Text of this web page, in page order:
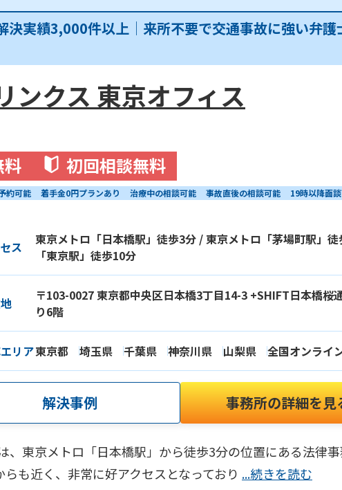
決実績3,000件以上│来所不要で交通事故に強い弁護
ンクス 東京オフィス
料 初回相談無料
約可能 着手金0円プランあり 治療中の相談可能 事故直後の相談可能
19時以降面
ス
東京メトロ「日本橋駅」徒歩3分 / 東京メトロ「茅場町駅」
「東京駅」徒歩10分
〒103-0027 東京都中央区日本橋3丁目14-3 +SHIFT日本橋桜
り6階
リア東京都 埼玉県 千葉県 神奈川県 山梨県 全国オンライ
解決事例 事務所の詳細を見
、東京メトロ「日本橋駅」から徒歩3分の位置にある法律
も近く、非常に好アクセスとなっており ...続きを読む